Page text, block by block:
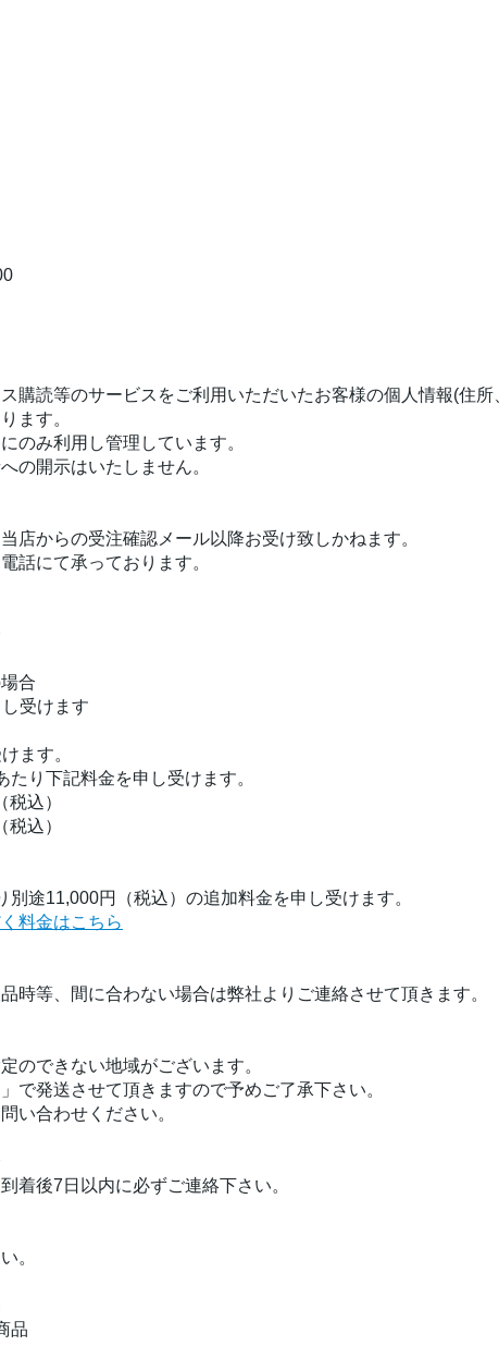
購読等のサービスをご利用いただいたお客様の個人情報(住
ます。
のみ利用し管理しています。
の開示はいたしません。
店からの受注確認メール以降お受け致しかねます。
話にて承っております。
合
受けます
ます。
り下記料金を申し受けます。
込）
込）
途11,000円（税込）の追加料金を申し受けます。
料金はこちら
時等、間に合わない場合は弊社よりご連絡させて頂きます。
のできない地域がございます。
で発送させて頂きますので予めご了承下さい。
い合わせください。
着後7日以内に必ずご連絡下さい。
。
品